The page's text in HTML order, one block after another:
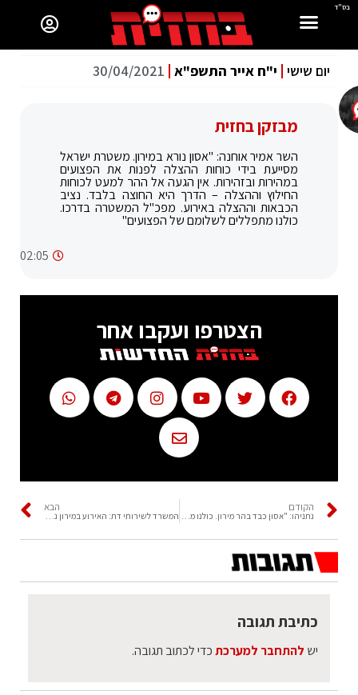
בס"ד
יום שישי י"ח אייר התשפ"א 30/04/2021
מבזקן בחזית
השר אמיר אוחנה: "‏אסון נורא במירון. משטרת ישראל
מסייעת בידי כוחות ההצלה לפנות את הפצועים
במהירות ובזהירות. אין הגעה אל ההר למעט לכוחות
החילוץ וההצלה – הדרך היא החוצה בלבד. נציב
הכבאות וההצלה באירוע. מפכ"ל המשטרה בדרכו.
כולנו מתפללים לשלומם של הפצועים"
02:05
הצטרפו ועקבו אחר
הקודם הבא
כתיבת תגובה
יש להתחבר למערכתכדי לכתוב תגובה.